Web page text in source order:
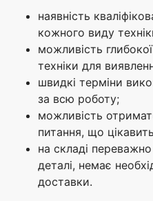
наявність
кожного виду
можливість
техніки для
швидкі терміни
за всю роботу;
можливість
питання, що
на складі
деталі, немає
доставки.